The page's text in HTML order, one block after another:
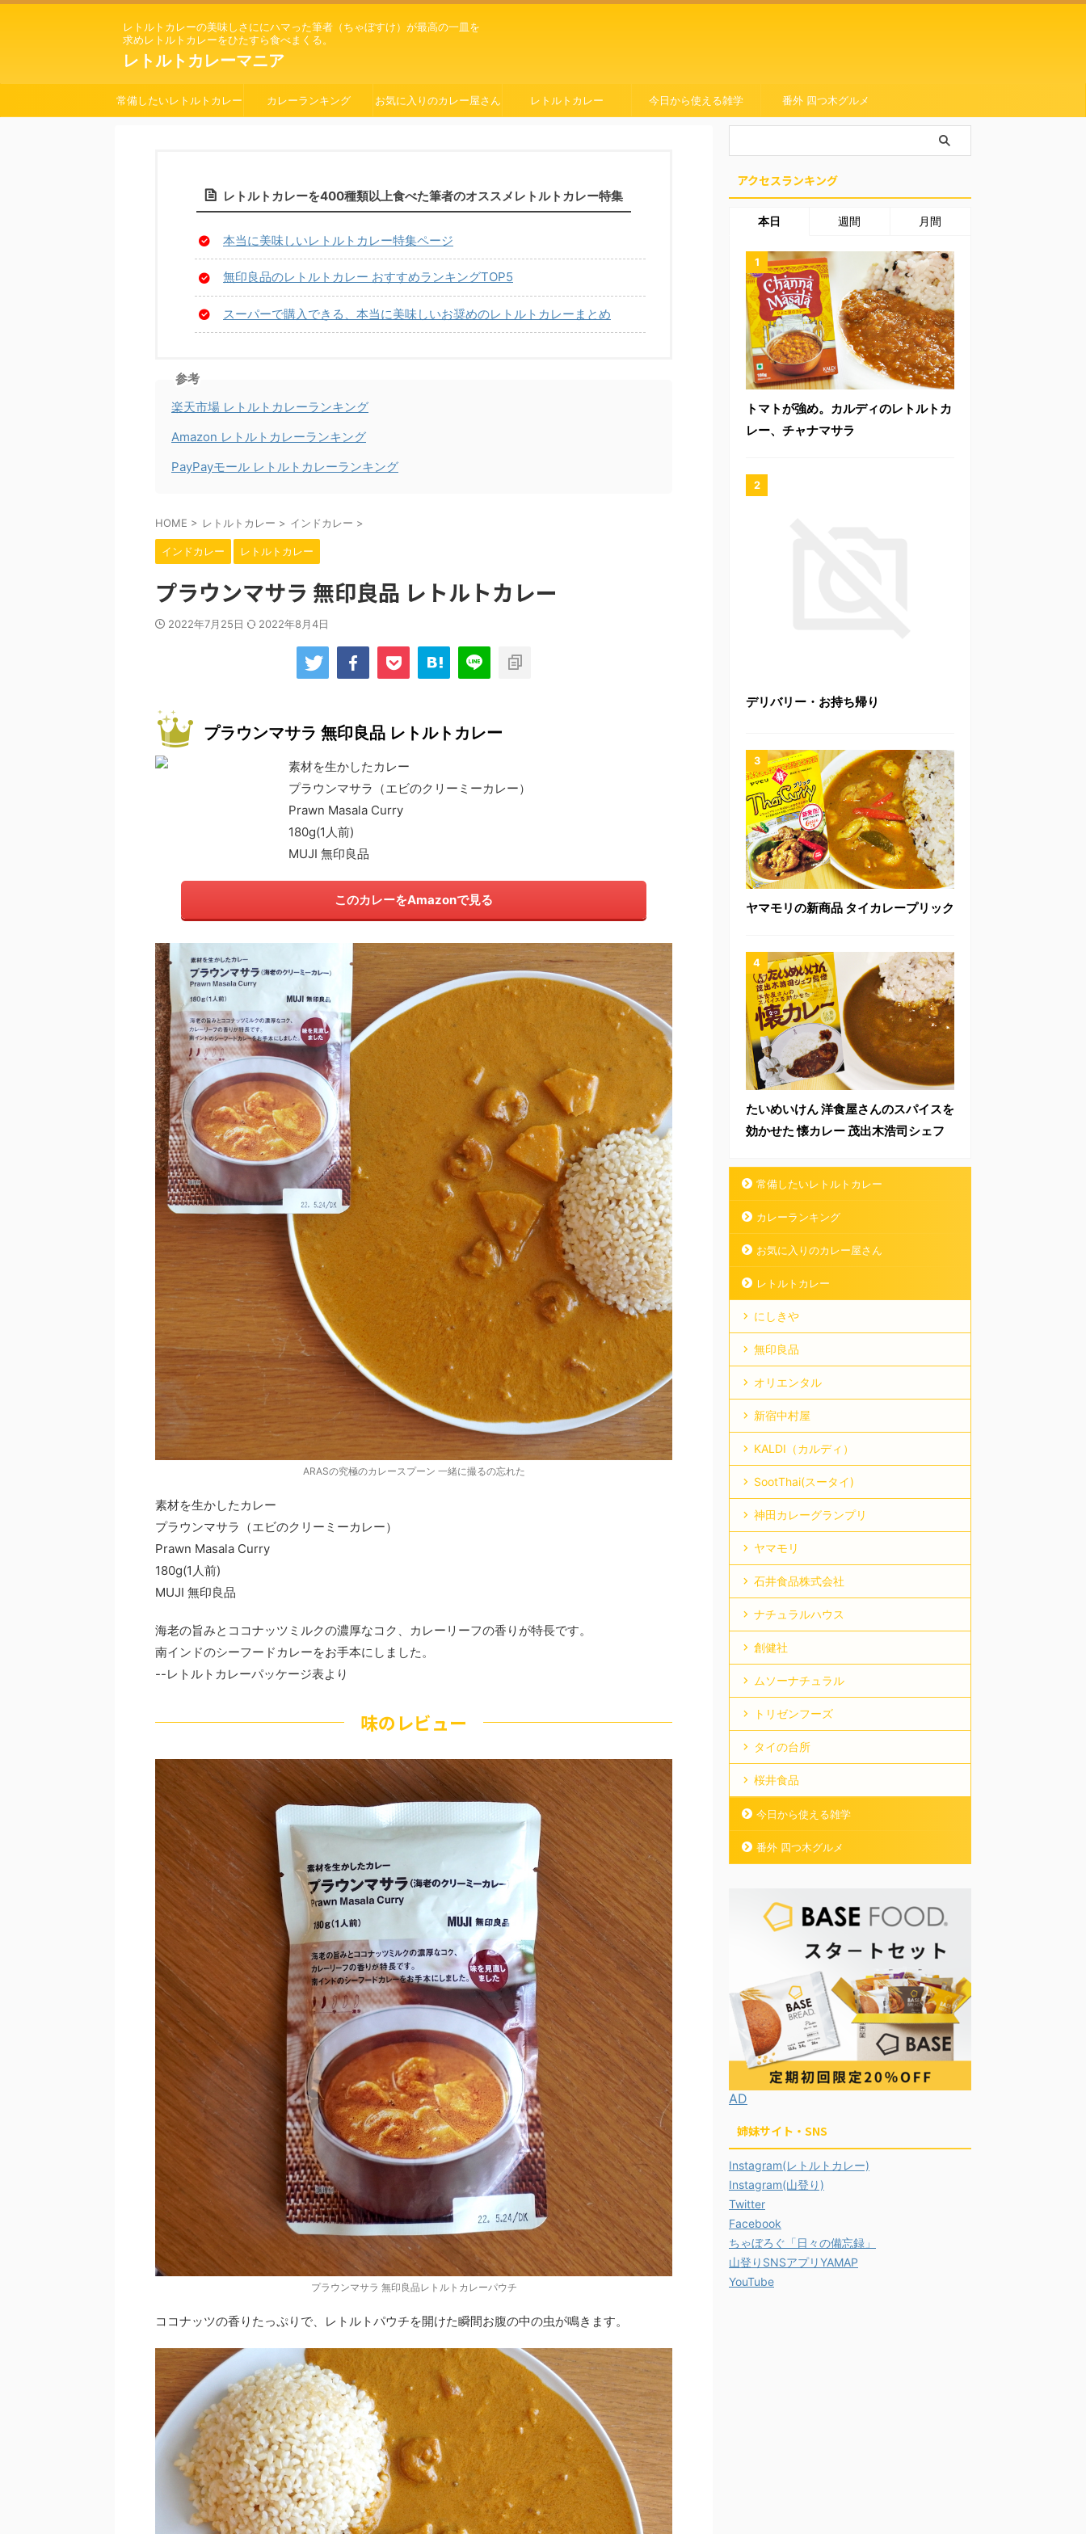
レトルトカレーの美味しさににハマった筆者（ちゃぼすけ）が最高の一皿を
求めレトルトカレーをひたすら食べまくる。
レトルトカレーマニア
常備したいレトルトカレー カレーランキング お気に入りのカレー屋さん レトルトカレー 今日から使える雑学 番外 四つ木グルメ
レトルトカレーを400種類以上食べた筆者のオススメレトルトカレー特集
本当に美味しいレトルトカレー特集ページ
無印良品のレトルトカレー おすすめランキングTOP5
スーパーで購入できる、本当に美味しいお奨めのレトルトカレーまとめ
参考
楽天市場 レトルトカレーランキング
Amazon レトルトカレーランキング
PayPayモール レトルトカレーランキング
HOME > レトルトカレー > インドカレー >
インドカレー レトルトカレー
プラウンマサラ 無印良品 レトルトカレー
2022年7月25日 2022年8月4日
プラウンマサラ 無印良品 レトルトカレー
素材を生かしたカレー
プラウンマサラ（エビのクリーミーカレー）
Prawn Masala Curry
180g(1人前)
MUJI 無印良品
このカレーをAmazonで見る
ARASの究極のカレースプーン 一緒に撮るの忘れた
素材を生かしたカレー
プラウンマサラ（エビのクリーミーカレー）
Prawn Masala Curry
180g(1人前)
MUJI 無印良品
海老の旨みとココナッツミルクの濃厚なコク、カレーリーフの香りが特長です。
南インドのシーフードカレーをお手本にしました。
--レトルトカレーパッケージ表より
味のレビュー
プラウンマサラ 無印良品レトルトカレーパウチ
ココナッツの香りたっぷりで、レトルトパウチを開けた瞬間お腹の中の虫が鳴きます。
アクセスランキング
本日 週間 月間
トマトが強め。カルディのレトルトカ
レー、チャナマサラ
デリバリー・お持ち帰り
ヤマモリの新商品 タイカレープリック
たいめいけん 洋食屋さんのスパイスを
効かせた 懐カレー 茂出木浩司シェフ
常備したいレトルトカレー
カレーランキング
お気に入りのカレー屋さん
レトルトカレー
にしきや
無印良品
オリエンタル
新宿中村屋
KALDI（カルディ）
SootThai(スータイ)
神田カレーグランプリ
ヤマモリ
石井食品株式会社
ナチュラルハウス
創健社
ムソーナチュラル
トリゼンフーズ
タイの台所
桜井食品
今日から使える雑学
番外 四つ木グルメ
AD
姉妹サイト・SNS
Instagram(レトルトカレー)
Instagram(山登り)
Twitter
Facebook
ちゃぼろぐ「日々の備忘録」
山登りSNSアプリYAMAP
YouTube